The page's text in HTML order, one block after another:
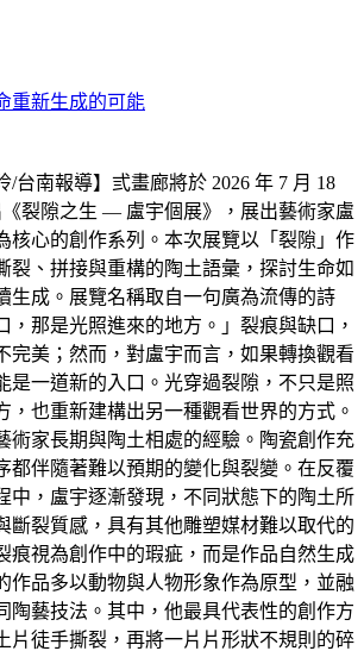
重新生成的可能
/台南報導】弎畫廊將於 2026 年 7 月 18
《裂隙之生 — 盧宇個展》，展出藝術家盧
核心的創作系列。本次展覽以「裂隙」作
裂、拼接與重構的陶土語彙，探討生命如
生成。展覽名稱取自一句廣為流傳的詩
，那是光照進來的地方。」裂痕與缺口，
完美；然而，對盧宇而言，如果轉換觀看
是一道新的入口。光穿過裂隙，不只是照
，也重新建構出另一種觀看世界的方式。
術家長期與陶土相處的經驗。陶瓷創作充
都伴隨著難以預期的變化與裂變。在反覆
中，盧宇逐漸發現，不同狀態下的陶土所
斷裂質感，具有其他雕塑媒材難以取代的
痕視為創作中的瑕疵，而是作品自然生成
作品多以動物與人物形象作為原型，並融
陶藝技法。其中，他最具代表性的創作方
片徒手撕裂，再將一片片形狀不規則的碎